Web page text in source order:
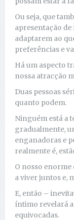
Ou seja, que
apresentação de
adaptarem ao
preferências e
Há um aspecto
nossa atracção
Duas pessoas
quanto podem.
Ninguém está a
gradualmente,
enganadoras e
realmente é,
O nosso
a viver juntos e,
E, então –
íntimo revelará a
equivocadas.